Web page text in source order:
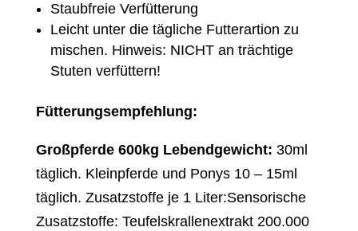
Staubfreie Verfütterung
Leicht unter die tägliche Futterartion zu
mischen. Hinweis: NICHT an trächtige
Stuten verfüttern!
Fütterungsempfehlung:
Großpferde 600kg Lebendgewicht: 30ml
täglich. Kleinpferde und Ponys 10 – 15ml
täglich. Zusatzstoffe je 1 Liter:Sensorische
Zusatzstoffe: Teufelskrallenextrakt 200.000